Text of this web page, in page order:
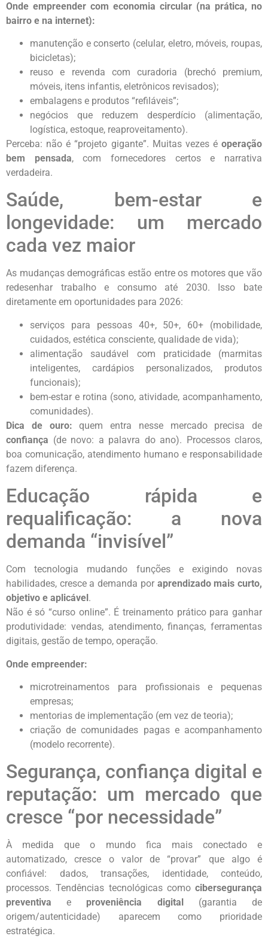
Onde empreender com economia circular (na prática, no
bairro e na internet):
manutenção e conserto (celular, eletro, móveis, roupas,
bicicletas);
reuso e revenda com curadoria (brechó premium,
móveis, itens infantis, eletrônicos revisados);
embalagens e produtos “refiláveis”;
negócios que reduzem desperdício (alimentação,
logística, estoque, reaproveitamento).
Perceba: não é “projeto gigante”. Muitas vezes é operação
bem pensada, com fornecedores certos e narrativa
verdadeira.
Saúde, bem-estar e
longevidade: um mercado
cada vez maior
As mudanças demográficas estão entre os motores que vão
redesenhar trabalho e consumo até 2030. Isso bate
diretamente em oportunidades para 2026:
serviços para pessoas 40+, 50+, 60+ (mobilidade,
cuidados, estética consciente, qualidade de vida);
alimentação saudável com praticidade (marmitas
inteligentes, cardápios personalizados, produtos
funcionais);
bem-estar e rotina (sono, atividade, acompanhamento,
comunidades).
Dica de ouro: quem entra nesse mercado precisa de
confiança (de novo: a palavra do ano). Processos claros,
boa comunicação, atendimento humano e responsabilidade
fazem diferença.
Educação rápida e
requalificação: a nova
demanda “invisível”
Com tecnologia mudando funções e exigindo novas
habilidades, cresce a demanda por aprendizado mais curto,
objetivo e aplicável .
Não é só “curso online”. É treinamento prático para ganhar
produtividade: vendas, atendimento, finanças, ferramentas
digitais, gestão de tempo, operação.
Onde empreender:
microtreinamentos para profissionais e pequenas
empresas;
mentorias de implementação (em vez de teoria);
criação de comunidades pagas e acompanhamento
(modelo recorrente).
Segurança, confiança digital e
reputação: um mercado que
cresce “por necessidade”
À medida que o mundo fica mais conectado e
automatizado, cresce o valor de “provar” que algo é
confiável: dados, transações, identidade, conteúdo,
processos. Tendências tecnológicas como cibersegurança
preventiva e proveniência digital
(garantia de
origem/autenticidade) aparecem como prioridade
estratégica.